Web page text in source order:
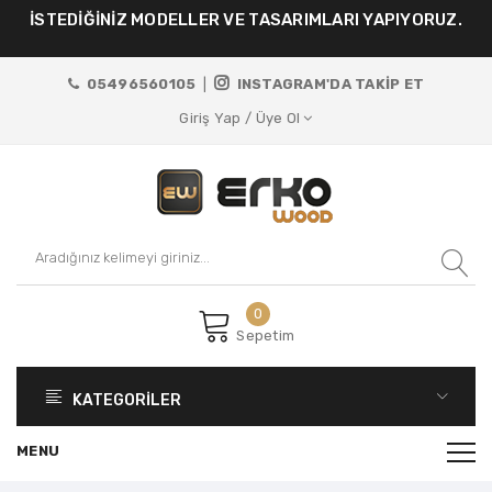
İSTENİLEN ÖLÇÜ VE RENKLERDE ÜRÜN TASARIMI
05496560105 INSTAGRAM'DA TAKİP ET
Giriş Yap / Üye Ol
Sepetim
0
KATEGORİLER